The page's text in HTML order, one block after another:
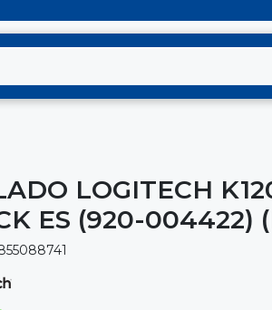
LOGITECH
ES (920-004422)